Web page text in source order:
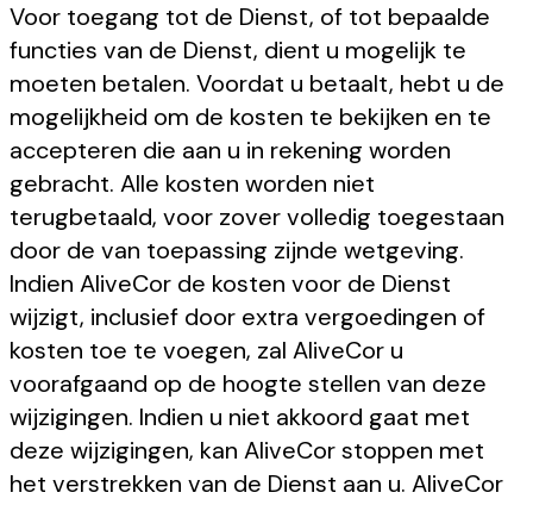
Voor toegang tot de Dienst, of tot bepaalde
functies van de Dienst, dient u mogelijk te
moeten betalen. Voordat u betaalt, hebt u de
mogelijkheid om de kosten te bekijken en te
accepteren die aan u in rekening worden
gebracht. Alle kosten worden niet
terugbetaald, voor zover volledig toegestaan
door de van toepassing zijnde wetgeving.
Indien AliveCor de kosten voor de Dienst
wijzigt, inclusief door extra vergoedingen of
kosten toe te voegen, zal AliveCor u
voorafgaand op de hoogte stellen van deze
wijzigingen. Indien u niet akkoord gaat met
deze wijzigingen, kan AliveCor stoppen met
het verstrekken van de Dienst aan u. AliveCor